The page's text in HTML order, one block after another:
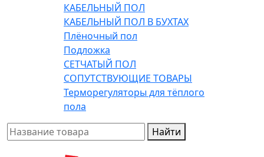
КАБЕЛЬНЫЙ ПОЛ
КАБЕЛЬНЫЙ ПОЛ В БУХТАХ
Плёночный пол
Подложка
СЕТЧАТЫЙ ПОЛ
СОПУТСТВУЮЩИЕ ТОВАРЫ
Терморегуляторы для тёплого
пола
Найти